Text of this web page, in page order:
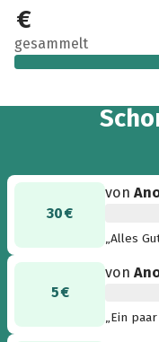
51 €
gesammelt
30 €
von
„Alles
5 €
von
„Ein